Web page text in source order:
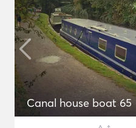
Canal house boat 65